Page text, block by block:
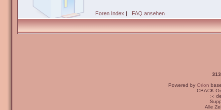
Foren Index | FAQ ansehen
Powered by Orion
CBACK
:-:
Alle